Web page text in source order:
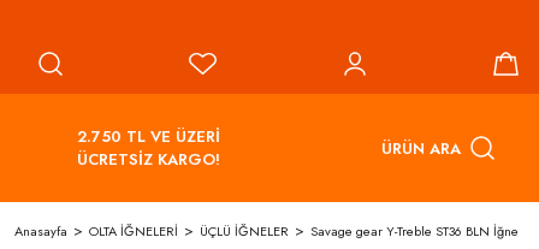
2.750 TL VE ÜZERİ
ÜCRETSİZ KARGO!
ÜRÜN ARA
Anasayfa OLTA İĞNELERİ ÜÇLÜ İĞNELER Savage gear Y-Treble ST36 BLN İğne